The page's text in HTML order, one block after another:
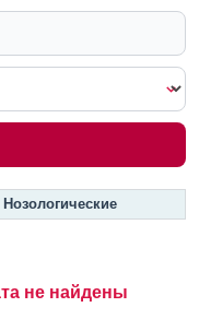
Нозологические
не найдены